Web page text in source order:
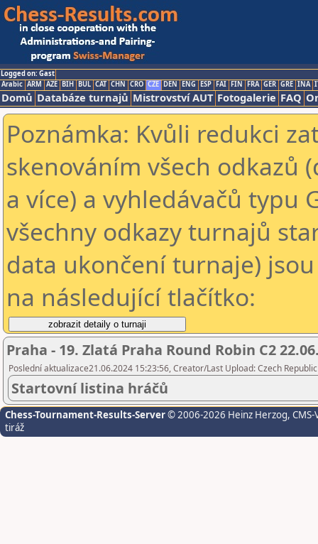
Logged on: Gast
Arabic ARM AZE BIH BUL CAT CHN CRO CZE DEN ENG ESP FAI FIN FRA GER GRE INA
Domů Databáze turnajů Mistrovství AUT Fotogalerie FAQ
Poznámka: Kvůli redukci
skenováním všech odkazů
a více) a vyhledávačů typu
všechny odkazy turnajů
data ukončení turnaje)
na následující tlačítko:
Praha - 19. Zlatá Praha Round Robin C2
Poslední aktualizace21.06.2024 15:23:56, Creator/Last Upload: Czech
Startovní listina hráčů
Chess-Tournament-Results-Server© 2006-2026 Heinz Herzog,
tiráž